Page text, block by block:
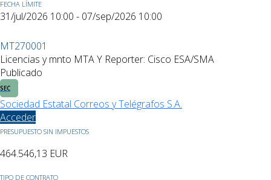
FECHA LÍMITE
31/jul/2026 10:00 - 07/sep/2026 10:00
MT270001
Licencias y mnto MTA Y Reporter: Cisco ESA/SMA
Publicado
SEC
Sociedad Estatal Correos y Telégrafos S.A.
Acceder
PRESUPUESTO SIN IMPUESTOS
464.546,13 EUR
TIPO DE CONTRATO